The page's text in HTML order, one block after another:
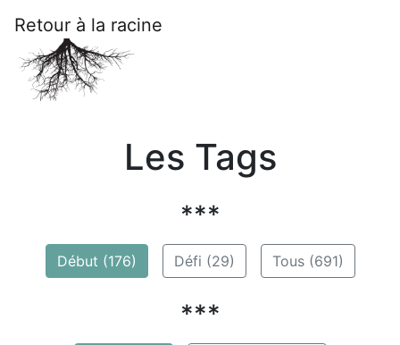
Retour à la racine
Les Tags
***
Début (176) Défi (29) Tous (691)
***